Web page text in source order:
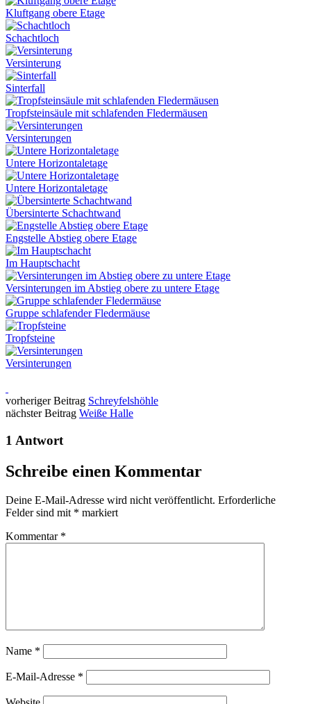
Kluftgang obere Etage
Schachtloch
Versinterung
Sinterfall
Tropfsteinsäule mit schlafenden Fledermäusen
Versinterungen
Untere Horizontaletage
Untere Horizontaletage
Übersinterte Schachtwand
Engstelle Abstieg obere Etage
Im Hauptschacht
Versinterungen im Abstieg obere zu untere Etage
Gruppe schlafender Fledermäuse
Tropfsteine
Versinterungen
vorheriger Beitrag Schreyfelshöhle
nächster Beitrag Weiße Halle
1 Antwort
Schreibe einen Kommentar
Deine E-Mail-Adresse wird nicht veröffentlicht. Erforderliche
Felder sind mit * markiert
Kommentar *
Name *
E-Mail-Adresse *